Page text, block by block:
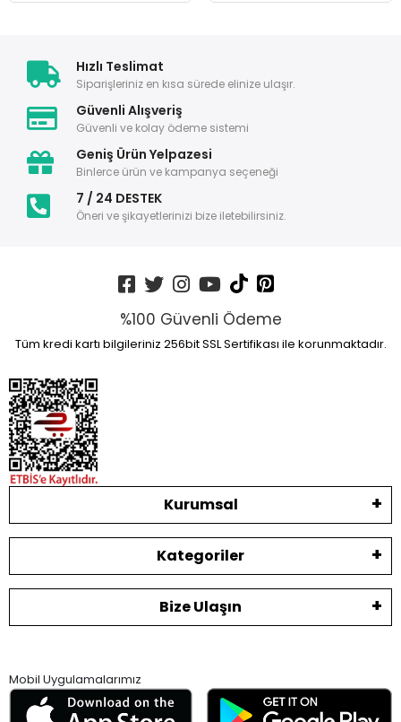
Hızlı Teslimat
Siparişleriniz en kısa sürede elinize ulaşır.
Güvenli Alışveriş
Güvenli ve kolay ödeme sistemi
Geniş Ürün Yelpazesi
Binlerce ürün ve kampanya seçeneği
7 / 24 DESTEK
Öneri ve şikayetlerinizi bize iletebilirsiniz.
%100 Güvenli Ödeme
Tüm kredi kartı bilgileriniz 256bit SSL Sertifikası ile korunmaktadır.
Kurumsal
Kategoriler
Bize Ulaşın
Mobil Uygulamalarımız